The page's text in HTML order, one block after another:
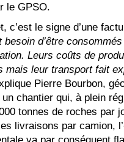
le GPSO.
c’est le signe d’une
besoin d’être
Leurs coûts de
mais leur transport fait
Pierre Bourbon,
chantier qui, à plein
tonnes de roches par
livraisons par camion,